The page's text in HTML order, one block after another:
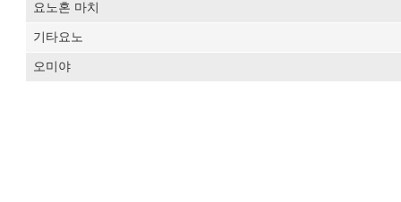
요노혼 마치
기타요노
오미야